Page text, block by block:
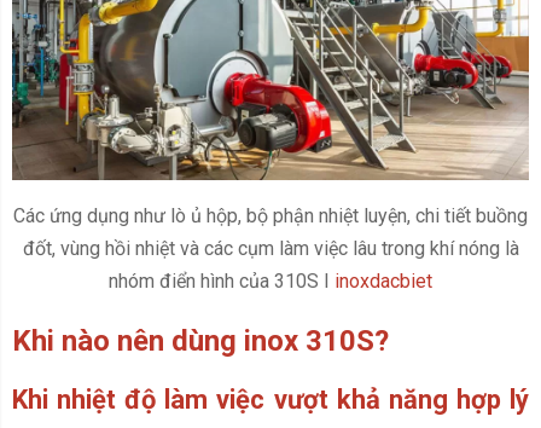
Các ứng dụng như lò ủ hộp, bộ phận nhiệt luyện, chi tiết buồng
đốt, vùng hồi nhiệt và các cụm làm việc lâu trong khí nóng là
nhóm điển hình của 310S I inoxdacbiet
Khi nào nên dùng inox 310S?
Khi nhiệt độ làm việc vượt khả năng hợp lý